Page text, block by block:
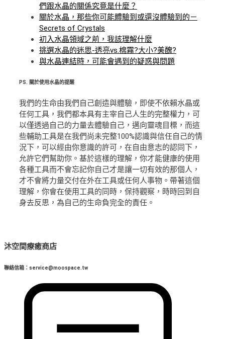
們跟水晶的關係究竟是什麼？
關於水晶，那些你可能體驗到或還沒體驗到的－
Secrets of Crystals
初入水晶領域之前，我該理解什麼
挑選水晶的迷思-透亮vs.棉霧?大小?美醜?
與水晶連結時，可能會遇到的疑惑與問題
PS. 關於使用水晶的提醒
我們的生命由我們自己創造與體驗，即使不依賴水晶或
任何工具，我們都本具有主宰自己人生的完整權力，可
以僅透過自己的力量去體驗自己，邁向靈魂目標，而這
些輔助工具是在我們尚未完整100%認識與信任自己的情
況下，可以經由你意識的許可，在自由意志的認同下，
允許它們幫助你。基於這樣的理解，你才能健康的使用
各種工具而不會忘記你自己才是讓一切有效的那個人，
才不會將力量交付在外在工具或任何人事物。帶著這個
理解，你會在使用工具的同時，保持觀察，時時回到自
身去反思，為自己的生命負完全的責任。
沐空間療癒商店
聯絡信箱：service@moospace.tw